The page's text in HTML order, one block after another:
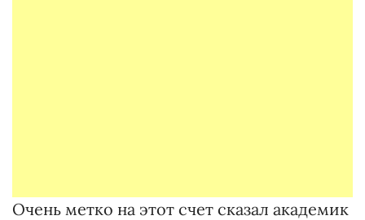
Очень метко на этот счет сказал академик